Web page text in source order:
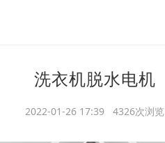
洗衣机脱水电机
2022-01-26 17:39 4326次浏览